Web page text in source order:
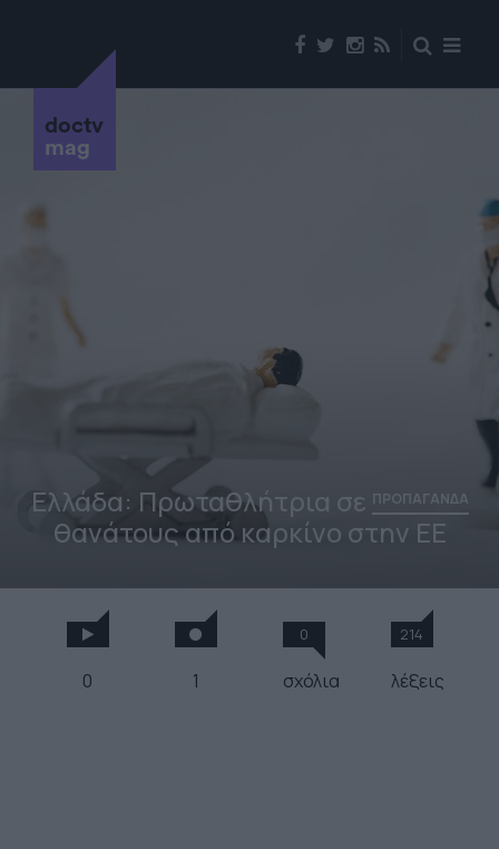
doctv
mag
Ελλάδα: Πρωταθλήτρια σε ΠΡΟΠΑΓΑΝΔΑ
θανάτους από καρκίνο στην ΕΕ
0 1
0
σχόλια
214
λέξεις